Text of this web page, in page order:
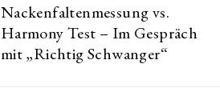
Nackenfaltenmessung vs.
Harmony Test – Im Gespräch
mit „Richtig Schwanger“